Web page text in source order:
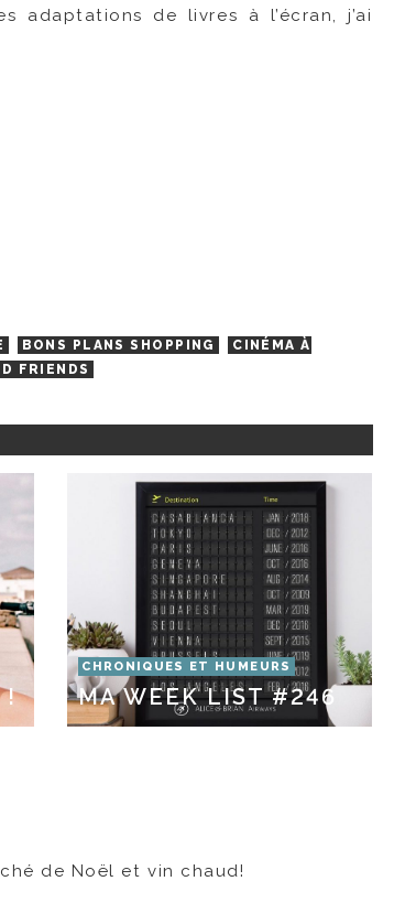
adaptations de livres à l’écran, j’ai
BONS PLANS SHOPPING
CINÉMA À
FRIENDS
!
CHRONIQUES ET HUMEURS
MA WEEK LIST #246
de Noël et vin chaud!